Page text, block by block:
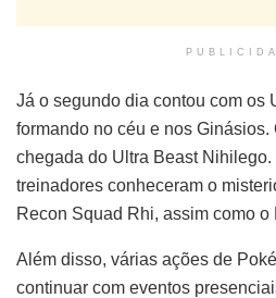
Já o segundo dia contou com os
formando no céu e nos
chegada do Ultra Beast
treinadores conheceram o
Recon Squad Rhi, assim como o
Além disso, várias ações de
continuar com eventos